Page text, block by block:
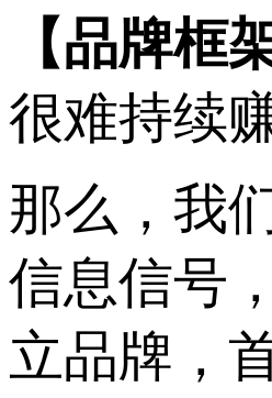
【品牌框
很难持续
那么，我
信息信号
立品牌，